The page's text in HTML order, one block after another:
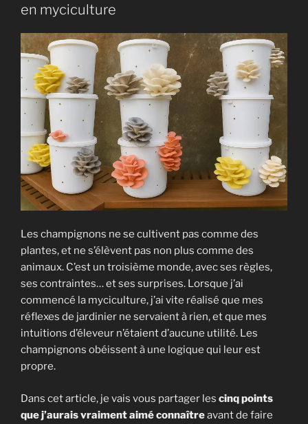
champignons
:
pourquoi
elles
arrivent
(et
comment
les
éviter) »
en myciculture
Les champignons ne se cultivent pas comme des
plantes, et ne s’élèvent pas non plus comme des
animaux. C’est un troisième monde, avec ses règles,
ses contraintes… et ses surprises. Lorsque j’ai
commencé la myciculture, j’ai vite réalisé que mes
réflexes de jardinier ne servaient à rien, et que mes
intuitions d’éleveur n’étaient d’aucune utilité. Les
champignons obéissent à une logique qui leur est
propre.
Dans cet article, je vais vous partager les cinq points
que j’aurais vraiment aimé connaîtreavant de faire